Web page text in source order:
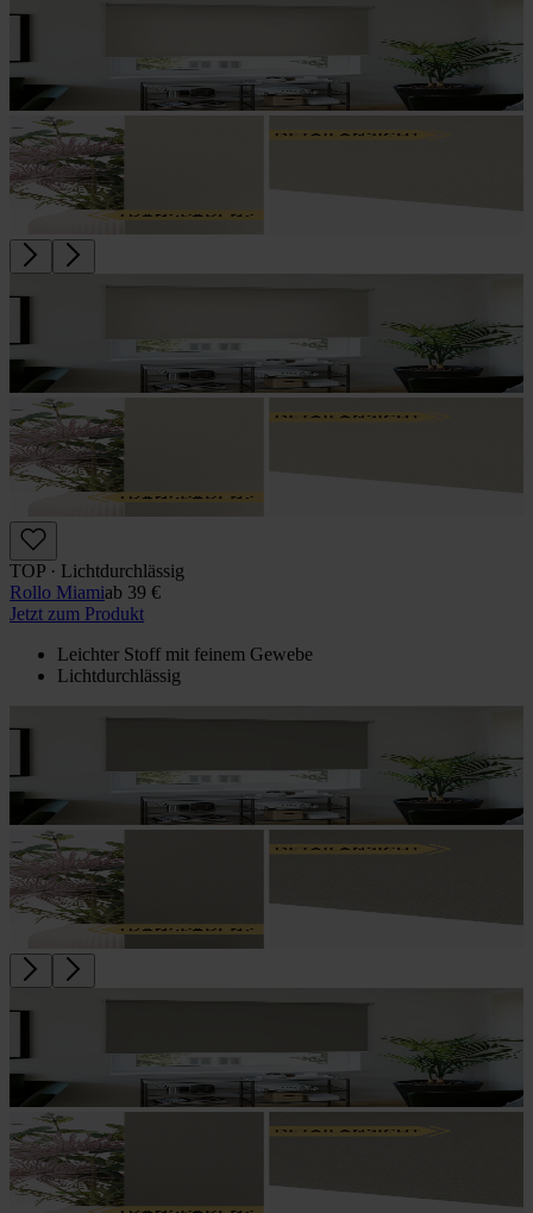
TOP · Lichtdurchlässig
Rollo Miamiab 39 €
Jetzt zum Produkt
Leichter Stoff mit feinem Gewebe
Lichtdurchlässig